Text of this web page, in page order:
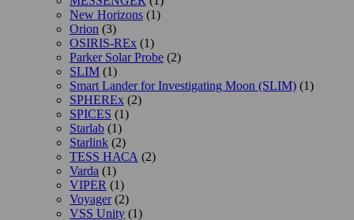
New Horizons (1)
Orion (3)
OSIRIS-REx (1)
Parker Solar Probe (2)
SLIM (1)
Smart Lander for Investigating Moon (SLIM) (1)
SPHEREx (2)
SPICES (1)
Starlab (1)
Starlink (2)
TESS НАСА (2)
Varda (1)
VIPER (1)
Voyager(2)
VSS Unity (1)